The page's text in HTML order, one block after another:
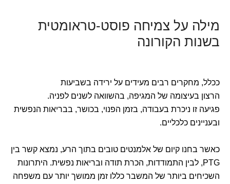
מילה על צמיחה פוסט-טראומטית
בשנות הקורונה
ככלל, מחקרים רבים מעידים על ירידה בשביעות
הרצון בעיצומה של המגיפה, בהשוואה לשנים לפניה.
פגיעה זו ניכרת בעבודה, בזמן הפנוי, בכושר, בבריאות הנפשית
ובעניינים כלכליים.
כאשר בחנו קיום של אלמנטים טובים בתוך הרע, נמצא קשר בין
PTG, לבין התמודדות, הכרת תודה ובריאות נפשית. היתרונות
השכיחים ביותר של המשבר כללו זמן ממושך יותר עם משפחה